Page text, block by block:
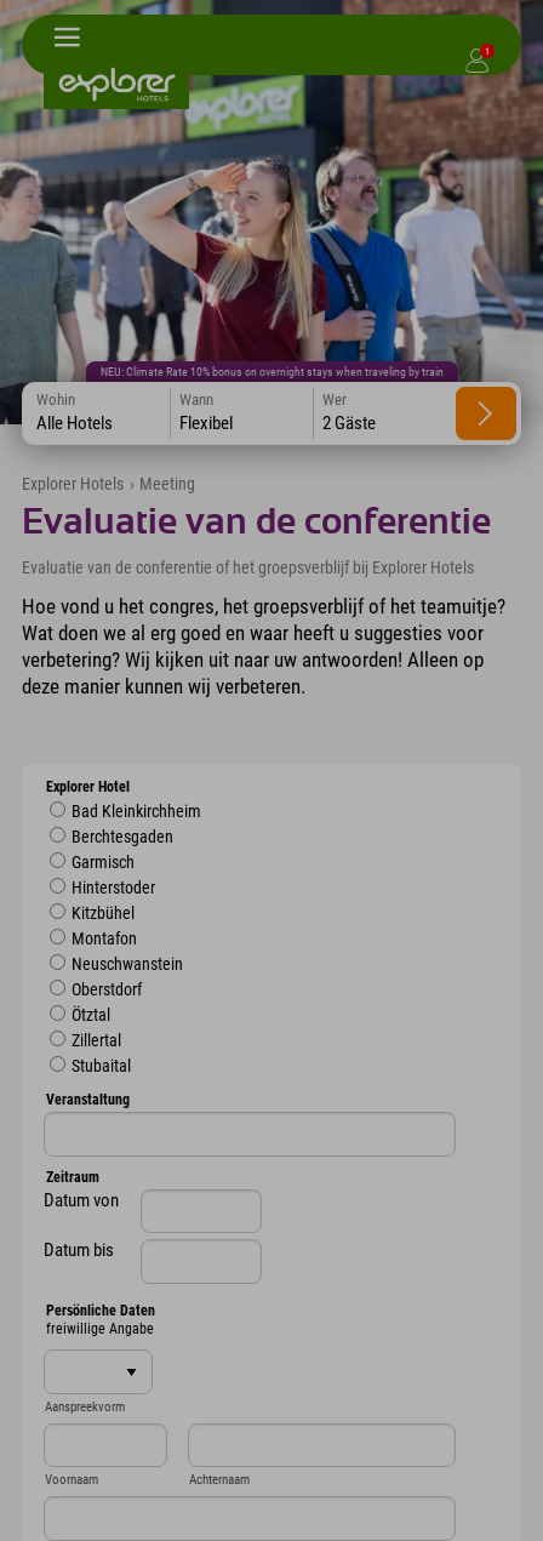
1
NEU: Climate Rate 10% bonus on overnight stays when traveling by train
Wohin
Alle Hotels
Wann
Flexibel
Wer
2 Gäste
Explorer Hotels › Meeting
Evaluatie van de conferentie
Evaluatie van de conferentie of het groepsverblijf bij Explorer Hotels
Hoe vond u het congres, het groepsverblijf of het teamuitje?
Wat doen we al erg goed en waar heeft u suggesties voor
verbetering? Wij kijken uit naar uw antwoorden! Alleen op
deze manier kunnen wij verbeteren.
Explorer Hotel
Bad Kleinkirchheim
Berchtesgaden
Garmisch
Hinterstoder
Kitzbühel
Montafon
Neuschwanstein
Oberstdorf
Ötztal
Zillertal
Stubaital
Veranstaltung
Zeitraum
Datum von
Datum bis
Persönliche Daten
freiwillige Angabe
Aanspreekvorm
Voornaam Achternaam